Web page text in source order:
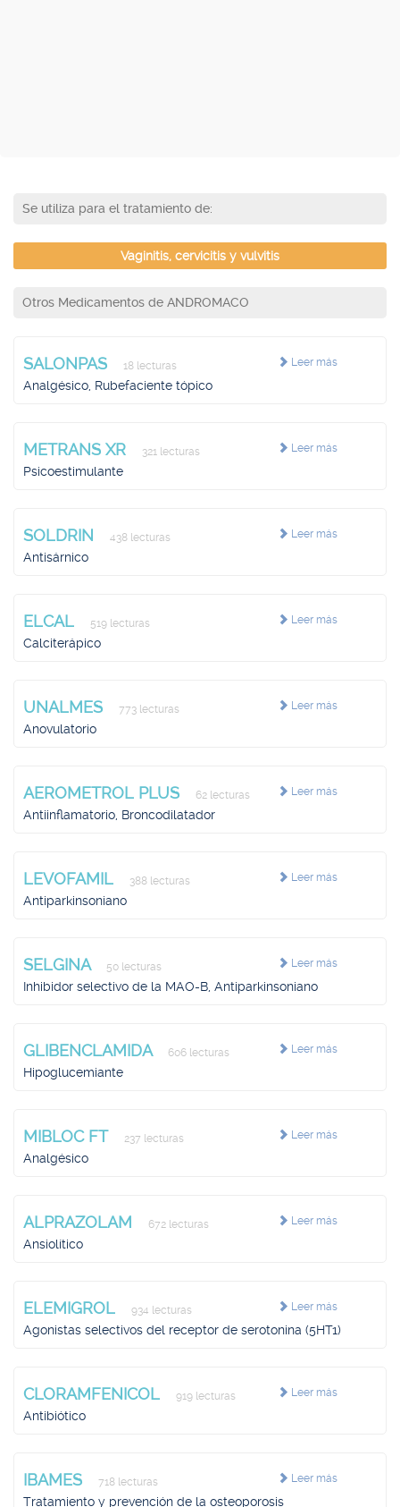
Se utiliza para el tratamiento de:
Vaginitis, cervicitis y vulvitis
Otros Medicamentos de ANDROMACO
Leer más
SALONPAS 18 lecturas
Analgésico, Rubefaciente tópico
Leer más
METRANS XR 321 lecturas
Psicoestimulante
Leer más
SOLDRIN 438 lecturas
Antisárnico
Leer más
ELCAL 519 lecturas
Calciterápico
Leer más
UNALMES 773 lecturas
Anovulatorio
Leer más
AEROMETROL PLUS 62 lecturas
Antiinflamatorio, Broncodilatador
Leer más
LEVOFAMIL 388 lecturas
Antiparkinsoniano
Leer más
SELGINA 50 lecturas
Inhibidor selectivo de la MAO-B, Antiparkinsoniano
Leer más
GLIBENCLAMIDA 606 lecturas
Hipoglucemiante
Leer más
MIBLOC FT 237 lecturas
Analgésico
Leer más
ALPRAZOLAM 672 lecturas
Ansiolítico
Leer más
ELEMIGROL 934 lecturas
Agonistas selectivos del receptor de serotonina (5HT1)
Leer más
CLORAMFENICOL 919 lecturas
Antibiótico
Leer más
IBAMES 718 lecturas
Tratamiento y prevención de la osteoporosis